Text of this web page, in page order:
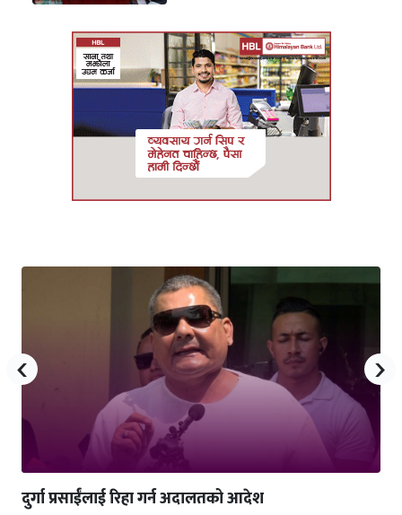
दुर्गा प्रसाईंलाई रिहा गर्न अदालतको आदेश
‹ ›